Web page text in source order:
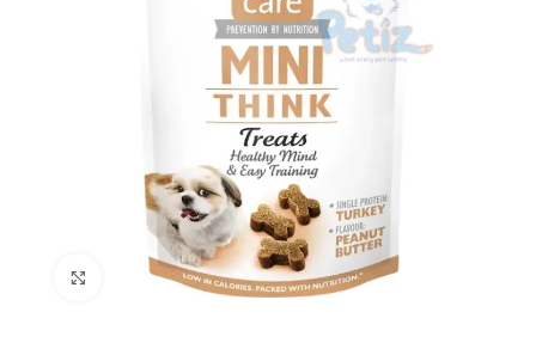
Cliquez pour agrandir